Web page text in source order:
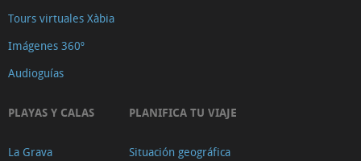
Tours virtuales Xàbia
Imágenes 360º
Audioguías
PLAYAS Y CALAS
La Grava
PLANIFICA TU VIAJE
Situación geográfica